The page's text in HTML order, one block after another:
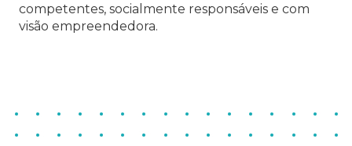
competentes, socialmente responsáveis e com
visão empreendedora.